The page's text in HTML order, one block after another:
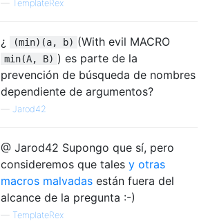
— TemplateRex
¿ (min)(a, b) (With evil MACRO
min(A, B) ) es parte de la
prevención de búsqueda de nombres
dependiente de argumentos?
— Jarod42
@ Jarod42 Supongo que sí, pero
consideremos que tales y otras
macros malvadas están fuera del
alcance de la pregunta :-)
— TemplateRex